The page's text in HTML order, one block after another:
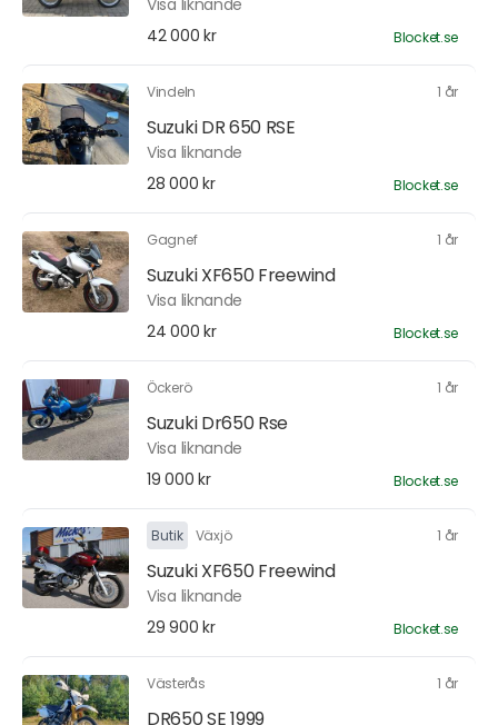
Visa liknande
42 000 kr
Blocket.se
Vindeln 1 år
Suzuki DR 650 RSE
Visa liknande
28 000 kr
Blocket.se
Gagnef 1 år
Suzuki XF650 Freewind
Visa liknande
24 000 kr
Blocket.se
Öckerö 1 år
Suzuki Dr650 Rse
Visa liknande
19 000 kr
Blocket.se
Butik Växjö 1 år
Suzuki XF650 Freewind
Visa liknande
29 900 kr
Blocket.se
Västerås 1 år
DR650 SE 1999